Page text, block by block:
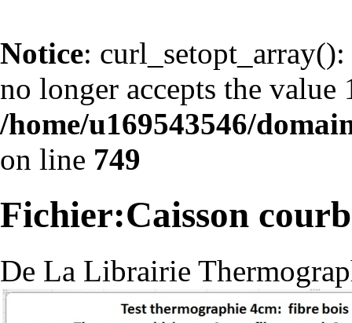
Notice:
no longer accepts the
/home/u169543546/
on line 749
Fichier:Caisson
De La Librairie